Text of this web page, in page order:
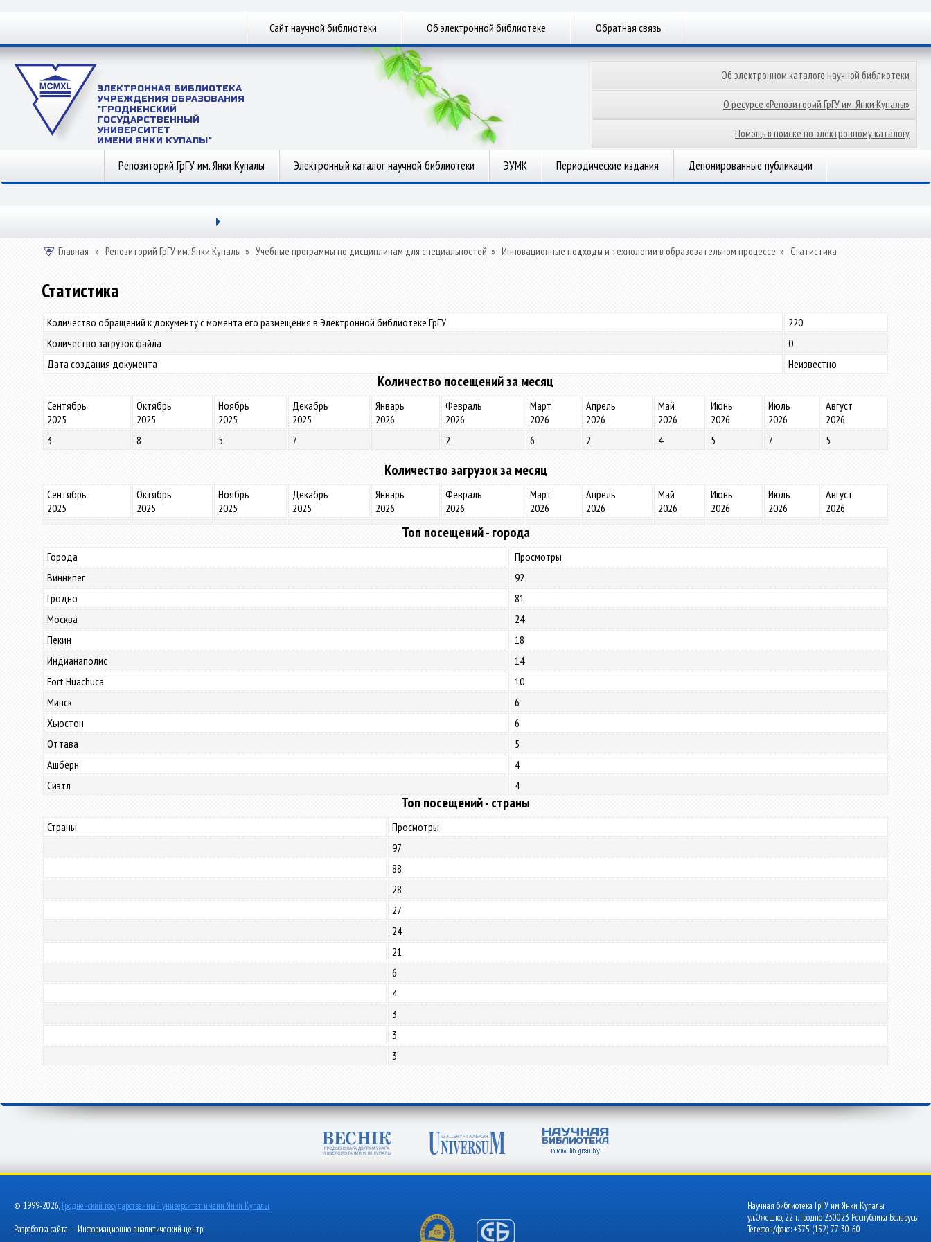
Сайт научной библиотеки Об электронной библиотеке Обратная связь
ЭЛЕКТРОННАЯ БИБЛИОТЕКА
УЧРЕЖДЕНИЯ ОБРАЗОВАНИЯ
"ГРОДНЕНСКИЙ
ГОСУДАРСТВЕННЫЙ
УНИВЕРСИТЕТ
ИМЕНИ ЯНКИ КУПАЛЫ"
Об электронном каталоге научной библиотеки
О ресурсе «Репозиторий ГрГУ им. Янки Купалы»
Помощь в поиске по электронному каталогу
Репозиторий ГрГУ им. Янки Купалы Электронный каталог научной библиотеки ЭУМК Периодические издания Депонированные публикации
Главная » Репозиторий ГрГУ им. Янки Купалы » Учебные программы по дисциплинам для специальностей » Инновационные подходы и технологии в образовательном процессе » Статистика
Статистика
Количество обращений к документу с момента его размещения в Электронной библиотеке ГрГУ
220
Количество загрузок файла
0
Дата создания документа
Неизвестно
Количество посещений за месяц
Сентябрь
2025
Октябрь
2025
Ноябрь
2025
Декабрь
2025
Январь
2026
Февраль
2026
Март
2026
Апрель
2026
Май
2026
Июнь
2026
Июль
2026
Август
2026
3
8 5 7 2 6 2 4 5 7 5
Количество загрузок за месяц
Сентябрь
2025
Октябрь
2025
Ноябрь
2025
Декабрь
2025
Январь
2026
Февраль
2026
Март
2026
Апрель
2026
Май
2026
Июнь
2026
Июль
2026
Август
2026
Топ посещений - города
Города
Просмотры
Виннипег
92
Гродно
81
Москва
24
Пекин
18
Индианаполис
14
Fort Huachuca
10
Минск
6
Хьюстон
6
Оттава
5
Ашберн
4
Сиэтл
4
Топ посещений - страны
Страны
Просмотры
97
88
28
27
24
21
6
4
3
3
3
© 1999-2026, Гродненский государственный университет имени Янки Купалы
Разработка сайта — Информационно-аналитический центр
Научная библиотека ГрГУ им. Янки Купалы
ул.Ожешко, 22 г. Гродно 230023 Республика Беларусь
Телефон/факс: +375 (152) 77-30-60